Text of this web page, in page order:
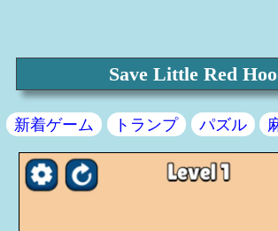
Save Little Red
新着ゲーム トランプ パズル